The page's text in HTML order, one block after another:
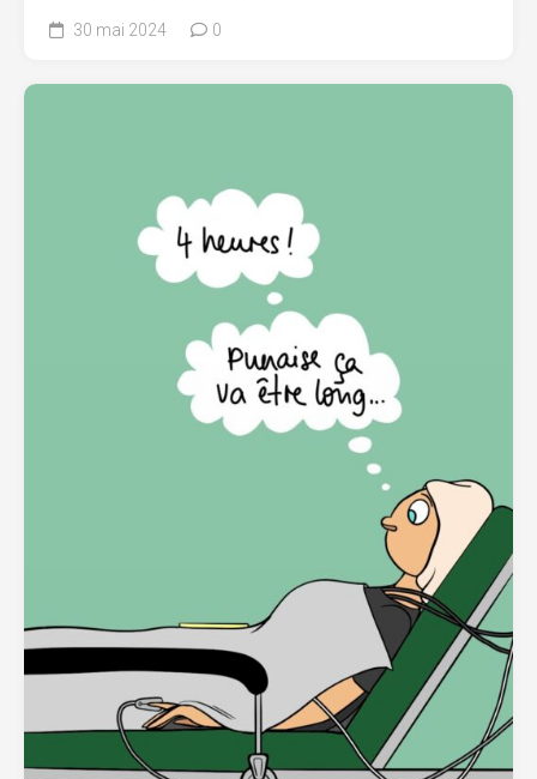
30 mai 2024 0